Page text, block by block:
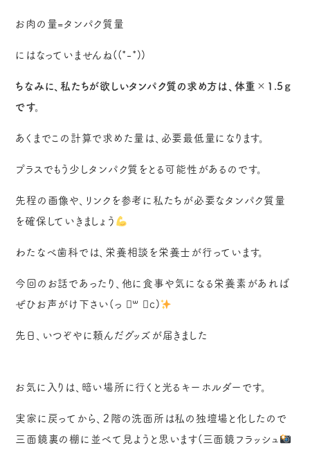
お肉の量=タンパク質量
にはなっていませんね((*-*))
ちなみに、私たちが欲しいタンパク質の求め方は、体重×1.5ｇ
です。
あくまでこの計算で求めた量は、必要最低量になります。
プラスでもう少しタンパク質をとる可能性があるのです。
先程の画像や、リンクを参考に私たちが必要なタンパク質量
を確保していきましょう
わたなべ歯科では、栄養相談を栄養士が行っています。
今回のお話であったり、他に食事や気になる栄養素があれば
ぜひお声がけ下さい‪(っ ॑꒳ ॑c)
先日、いつぞやに頼んだグッズが届きました
お気に入りは、暗い場所に行くと光るキーホルダーです。
実家に戻ってから、２階の洗面所は私の独壇場と化したので
三面鏡裏の棚に並べて見ようと思います(三面鏡フラッシュ